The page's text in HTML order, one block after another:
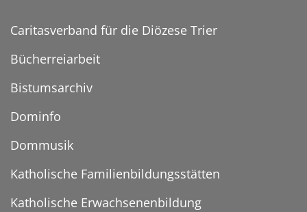
Caritasverband für die Diözese Trier
Bücherreiarbeit
Bistumsarchiv
Dominfo
Dommusik
Katholische Familienbildungsstätten
Katholische Erwachsenenbildung